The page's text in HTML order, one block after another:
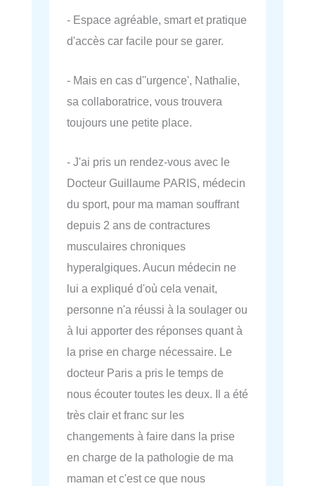
- Espace agréable, smart et pratique
d'accès car facile pour se garer.
- Mais en cas d''urgence', Nathalie,
sa collaboratrice, vous trouvera
toujours une petite place.
- J'ai pris un rendez-vous avec le
Docteur Guillaume PARIS, médecin
du sport, pour ma maman souffrant
depuis 2 ans de contractures
musculaires chroniques
hyperalgiques. Aucun médecin ne
lui a expliqué d'où cela venait,
personne n'a réussi à la soulager ou
à lui apporter des réponses quant à
la prise en charge nécessaire. Le
docteur Paris a pris le temps de
nous écouter toutes les deux. Il a été
très clair et franc sur les
changements à faire dans la prise
en charge de la pathologie de ma
maman et c'est ce que nous